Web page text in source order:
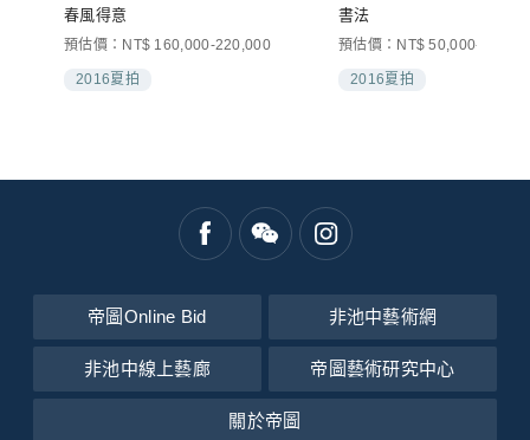
春風得意
預估價：NT$ 160,000-220,000
2016夏拍
書法
預估價：NT$ 50,000-70,000
2016夏拍
帝圖Online Bid 非池中藝術網
非池中線上藝廊 帝圖藝術研究中心
關於帝圖